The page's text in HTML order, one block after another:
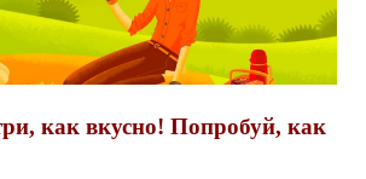
как вкусно! Попробуй, как